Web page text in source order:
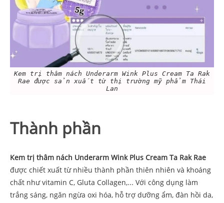
Kem trị thâm nách Underarm Wink Plus Cream Ta Rak
Rae được sản xuất từ thị trường mỹ phẩm Thái
Lan
Thành phần
Kem trị thâm nách Underarm Wink Plus Cream Ta Rak Rae
được chiết xuất từ nhiều thành phần thiên nhiên và khoáng
chất như vitamin C, Gluta Collagen,... Với công dụng làm
trắng sáng, ngăn ngừa oxi hóa, hỗ trợ dưỡng ẩm, đàn hồi da,